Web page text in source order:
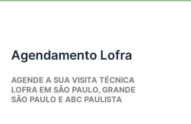
Agendamento Lofra
AGENDE A SUA VISITA TÉCNICA
LOFRA EM SÃO PAULO, GRANDE
SÃO PAULO E ABC PAULISTA